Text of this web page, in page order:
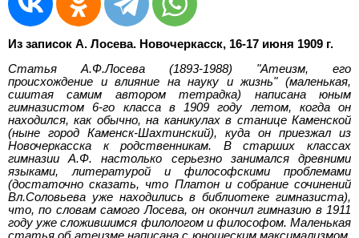
Из записок А. Лосева. Новочеркасск, 16-17 июня 1909 г.
Статья А.Ф.Лосева (1893-1988) "Атеизм, его
происхождение и влияние на науку и жизнь" (маленькая,
сшитая самим автором тетрадка) написана юным
гимназистом 6-го класса в 1909 году летом, когда он
находился, как обычно, на каникулах в станице Каменской
(ныне город Каменск-Шахтинский), куда он приезжал из
Новочеркасска к родственникам. В старших классах
гимназии А.Ф. настолько серьезно занимался древними
языками, литературой и философскими проблемами
(достаточно сказать, что Платон и собрание сочинений
Вл.Соловьева уже находились в библиотеке гимназиста),
что, по словам самого Лосева, он окончил гимназию в 1911
году уже сложившимся филологом и философом. Маленькая